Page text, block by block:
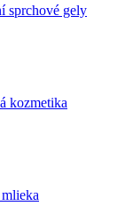
sprchové gely
kozmetika